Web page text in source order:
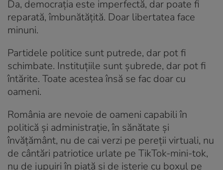
Da, democrația este imperfectă, dar poate fi
reparată, îmbunătățită. Doar libertatea face
minuni.
Partidele politice sunt putrede, dar pot fi
schimbate. Instituțiile sunt șubrede, dar pot fi
întărite. Toate acestea însă se fac doar cu
oameni.
România are nevoie de oameni capabili în
politică și administrație, în sănătate și
învățământ, nu de cai verzi pe pereții virtuali, nu
de cântări patriotice urlate pe TikTok-mini-tok,
nu de jupuiri în piață și de isterie cu boxul pe